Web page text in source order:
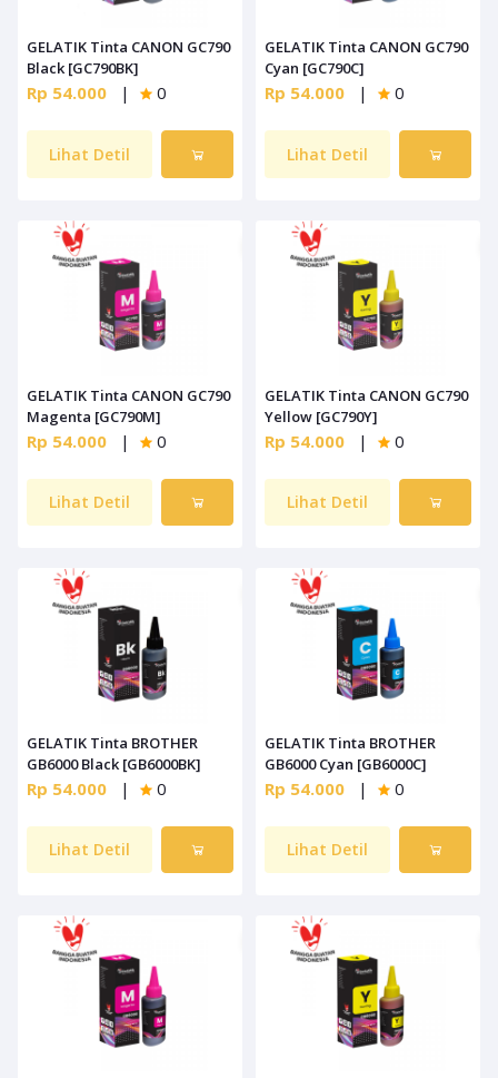
GELATIK Tinta CANON GC790
Black [GC790BK]
Rp 54.000 | 0
Lihat Detil
GELATIK Tinta CANON GC790
Cyan [GC790C]
Rp 54.000 | 0
Lihat Detil
GELATIK Tinta CANON GC790
Magenta [GC790M]
Rp 54.000 | 0
Lihat Detil
GELATIK Tinta CANON GC790
Yellow [GC790Y]
Rp 54.000 | 0
Lihat Detil
GELATIK Tinta BROTHER
GB6000 Black [GB6000BK]
Rp 54.000 | 0
Lihat Detil
GELATIK Tinta BROTHER
GB6000 Cyan [GB6000C]
Rp 54.000 | 0
Lihat Detil